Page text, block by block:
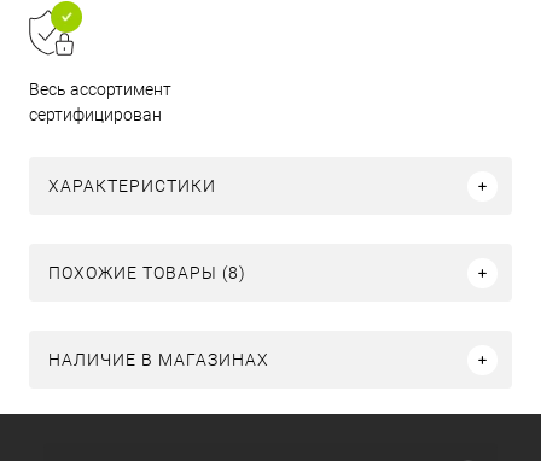
Весь ассортимент
сертифицирован
ХАРАКТЕРИСТИКИ
ПОХОЖИЕ ТОВАРЫ (8)
НАЛИЧИЕ В МАГАЗИНАХ